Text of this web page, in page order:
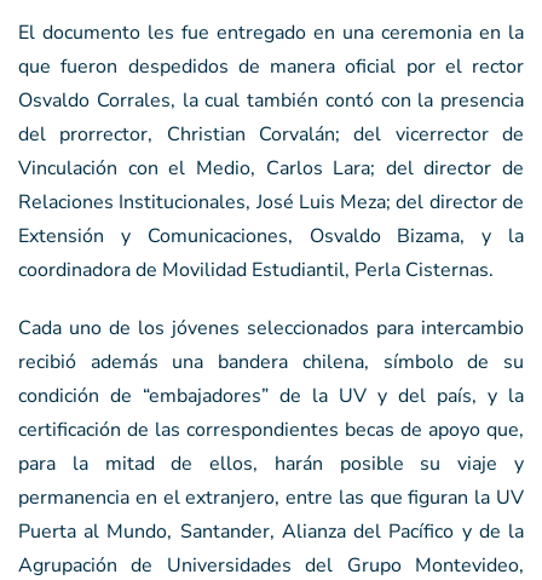
El documento les fue entregado en una ceremonia en la
que fueron despedidos de manera oficial por el rector
Osvaldo Corrales, la cual también contó con la presencia
del prorrector, Christian Corvalán; del vicerrector de
Vinculación con el Medio, Carlos Lara; del director de
Relaciones Institucionales, José Luis Meza; del director de
Extensión y Comunicaciones, Osvaldo Bizama, y la
coordinadora de Movilidad Estudiantil, Perla Cisternas.
Cada uno de los jóvenes seleccionados para intercambio
recibió además una bandera chilena, símbolo de su
condición de “embajadores” de la UV y del país, y la
certificación de las correspondientes becas de apoyo que,
para la mitad de ellos, harán posible su viaje y
permanencia en el extranjero, entre las que figuran la UV
Puerta al Mundo, Santander, Alianza del Pacífico y de la
Agrupación de Universidades del Grupo Montevideo,